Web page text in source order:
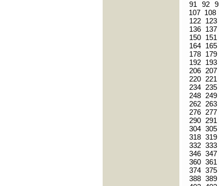
91 92
107 108
122
123
136
137
150
151
164
165
178
179
192
193
206 207
220
221
234
235
248
249
262
263
276
277
290
291
304 305
318 319
332 333
346 347
360 361
374 375
388 389